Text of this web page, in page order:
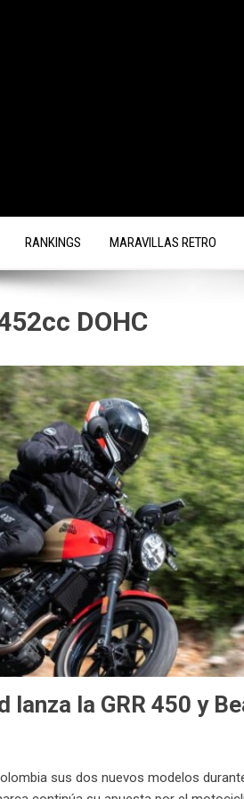
RANKINGS MARAVILLAS RETRO
DOHC
lanza la GRR 450 y
sus dos nuevos modelos